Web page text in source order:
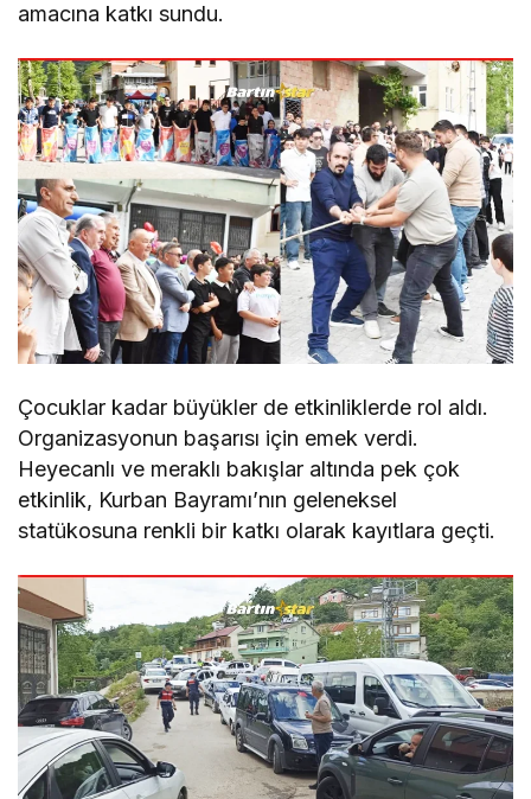
amacına katkı sundu.
Çocuklar kadar büyükler de etkinliklerde rol aldı.
Organizasyonun başarısı için emek verdi.
Heyecanlı ve meraklı bakışlar altında pek çok
etkinlik, Kurban Bayramı’nın geleneksel
statükosuna renkli bir katkı olarak kayıtlara geçti.